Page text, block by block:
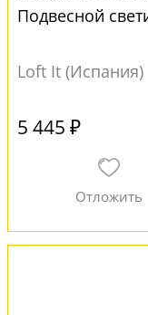
Подвесной
Loft It (Испания)
5 445 ₽